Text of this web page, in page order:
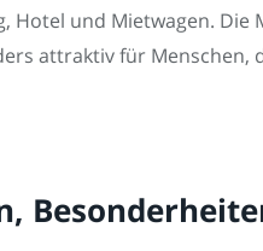
und Mietwagen. Die
attraktiv für Menschen,